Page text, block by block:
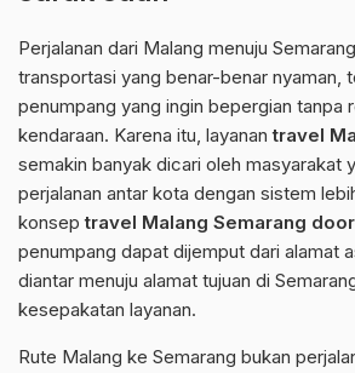
Perjalanan dari Malang menuju
transportasi yang benar-benar nyaman,
penumpang yang ingin bepergian tanpa
kendaraan. Karena itu, layanantravel
semakin banyak dicari oleh masyarakat
perjalanan antar kota dengan sistem
konseptravel Malang Semarang
penumpang dapat dijemput dari alamat
diantar menuju alamat tujuan di
kesepakatan layanan.
Rute Malang ke Semarang bukan